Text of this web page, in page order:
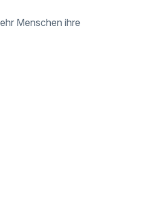
Menschen ihre